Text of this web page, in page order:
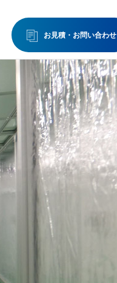
クリーンベンチ
アシャワー
精密空調機
お見積・お問い合わせ